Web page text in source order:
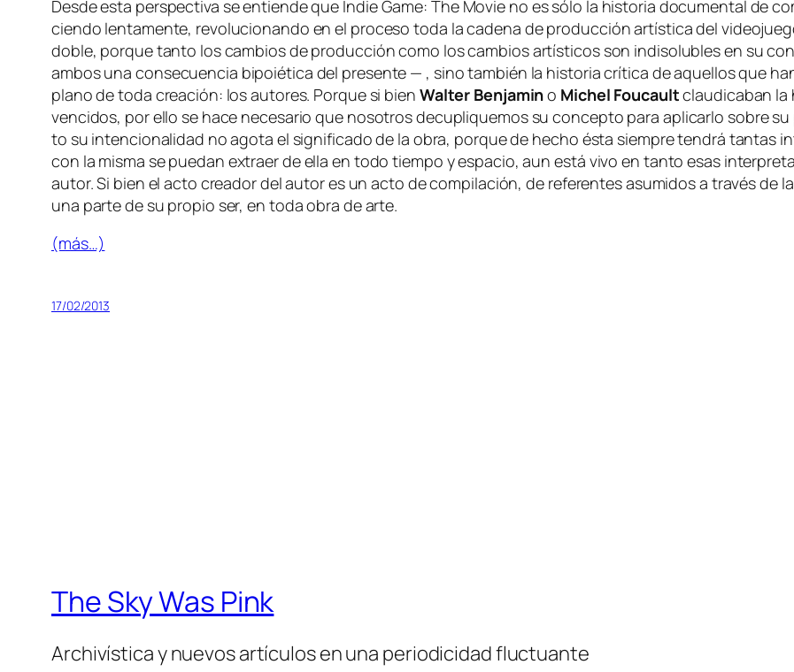
Desde es­ta pers­pec­ti­va se en­tien­de que Indie Game: The Movie no es só­lo la his­to­ria do­cu­men­tal de
cien­do len­ta­men­te, re­vo­lu­cio­nan­do en el pro­ce­so to­da la ca­de­na de pro­duc­ción ar­tís­ti­ca del
do­ble, por­que tan­to los cam­bios de pro­duc­ción co­mo los cam­bios ar­tís­ti­cos son in­di­so­lu­bles en su
am­bos una con­se­cuen­cia bi­poié­ti­ca del pre­sen­te — , sino tam­bién la his­to­ria crí­ti­ca de aque­llos que
plano de to­da crea­ción: los au­to­res. Porque si bien Walter Benjamino Michel Foucaultclau­di­ca­ban la
ven­ci­dos, por ello se ha­ce ne­ce­sa­rio que no­so­tros de­cu­pli­que­mos su con­cep­to pa­ra apli­car­lo so­bre
to su in­ten­cio­na­li­dad no ago­ta el sig­ni­fi­ca­do de la obra, por­que de he­cho és­ta siem­pre ten­drá tan­tas
con la mis­ma se pue­dan ex­traer de ella en to­do tiem­po y es­pa­cio, aun es­tá vi­vo en tan­to esas
au­tor. Si bien el ac­to crea­dor del au­tor es un ac­to de com­pi­la­ción, de re­fe­ren­tes asu­mi­dos a tra­vés de
una par­te de su pro­pio ser, en to­da obra de arte.
(más…)
17/02/2013
The Sky Was Pink
Archivística y nuevos artículos en una periodicidad fluctuante